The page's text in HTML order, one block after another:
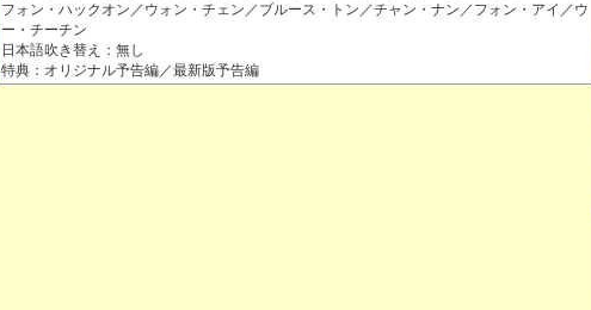
フォン・ハックオン／ウォン・チェン／ブルース・トン／チャン・ナン／フォン・アイ／ウ
ー・チーチン
日本語吹き替え：無し
特典：オリジナル予告編／最新版予告編